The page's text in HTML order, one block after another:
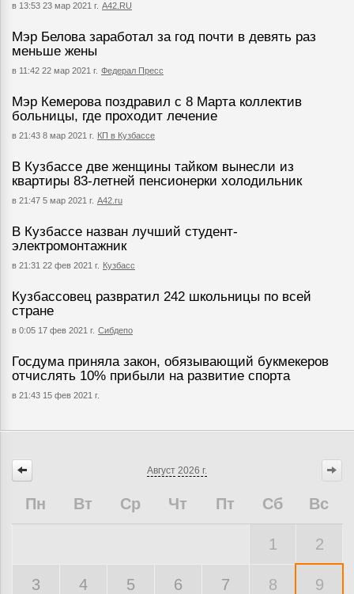
в 13:53 23 мар 2021 г. А42.RU
Мэр Белова заработал за год почти в девять раз
меньше жены
в 11:42 22 мар 2021 г. Федерал Пресс
Мэр Кемерова поздравил с 8 Марта коллектив
больницы, где проходит лечение
в 21:43 8 мар 2021 г. КП в Кузбассе
В Кузбассе две женщины тайком вынесли из
квартиры 83-летней пенсионерки холодильник
в 21:47 5 мар 2021 г. А42.ru
В Кузбассе назван лучший студент-
электромонтажник
в 21:31 22 фев 2021 г. Кузбасс
Кузбассовец развратил 242 школьницы по всей
стране
в 0:05 17 фев 2021 г. Сибдепо
Госдума приняла закон, обязывающий букмекеров
отчислять 10% прибыли на развитие спорта
в 21:43 15 фев 2021 г.
Август 2026 г.
Пн Вт Ср Чт Пт Сб Вс
1 2
3 4 5 6 7 8 9